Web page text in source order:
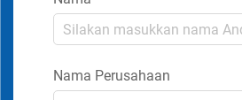
Nama Perusahaan